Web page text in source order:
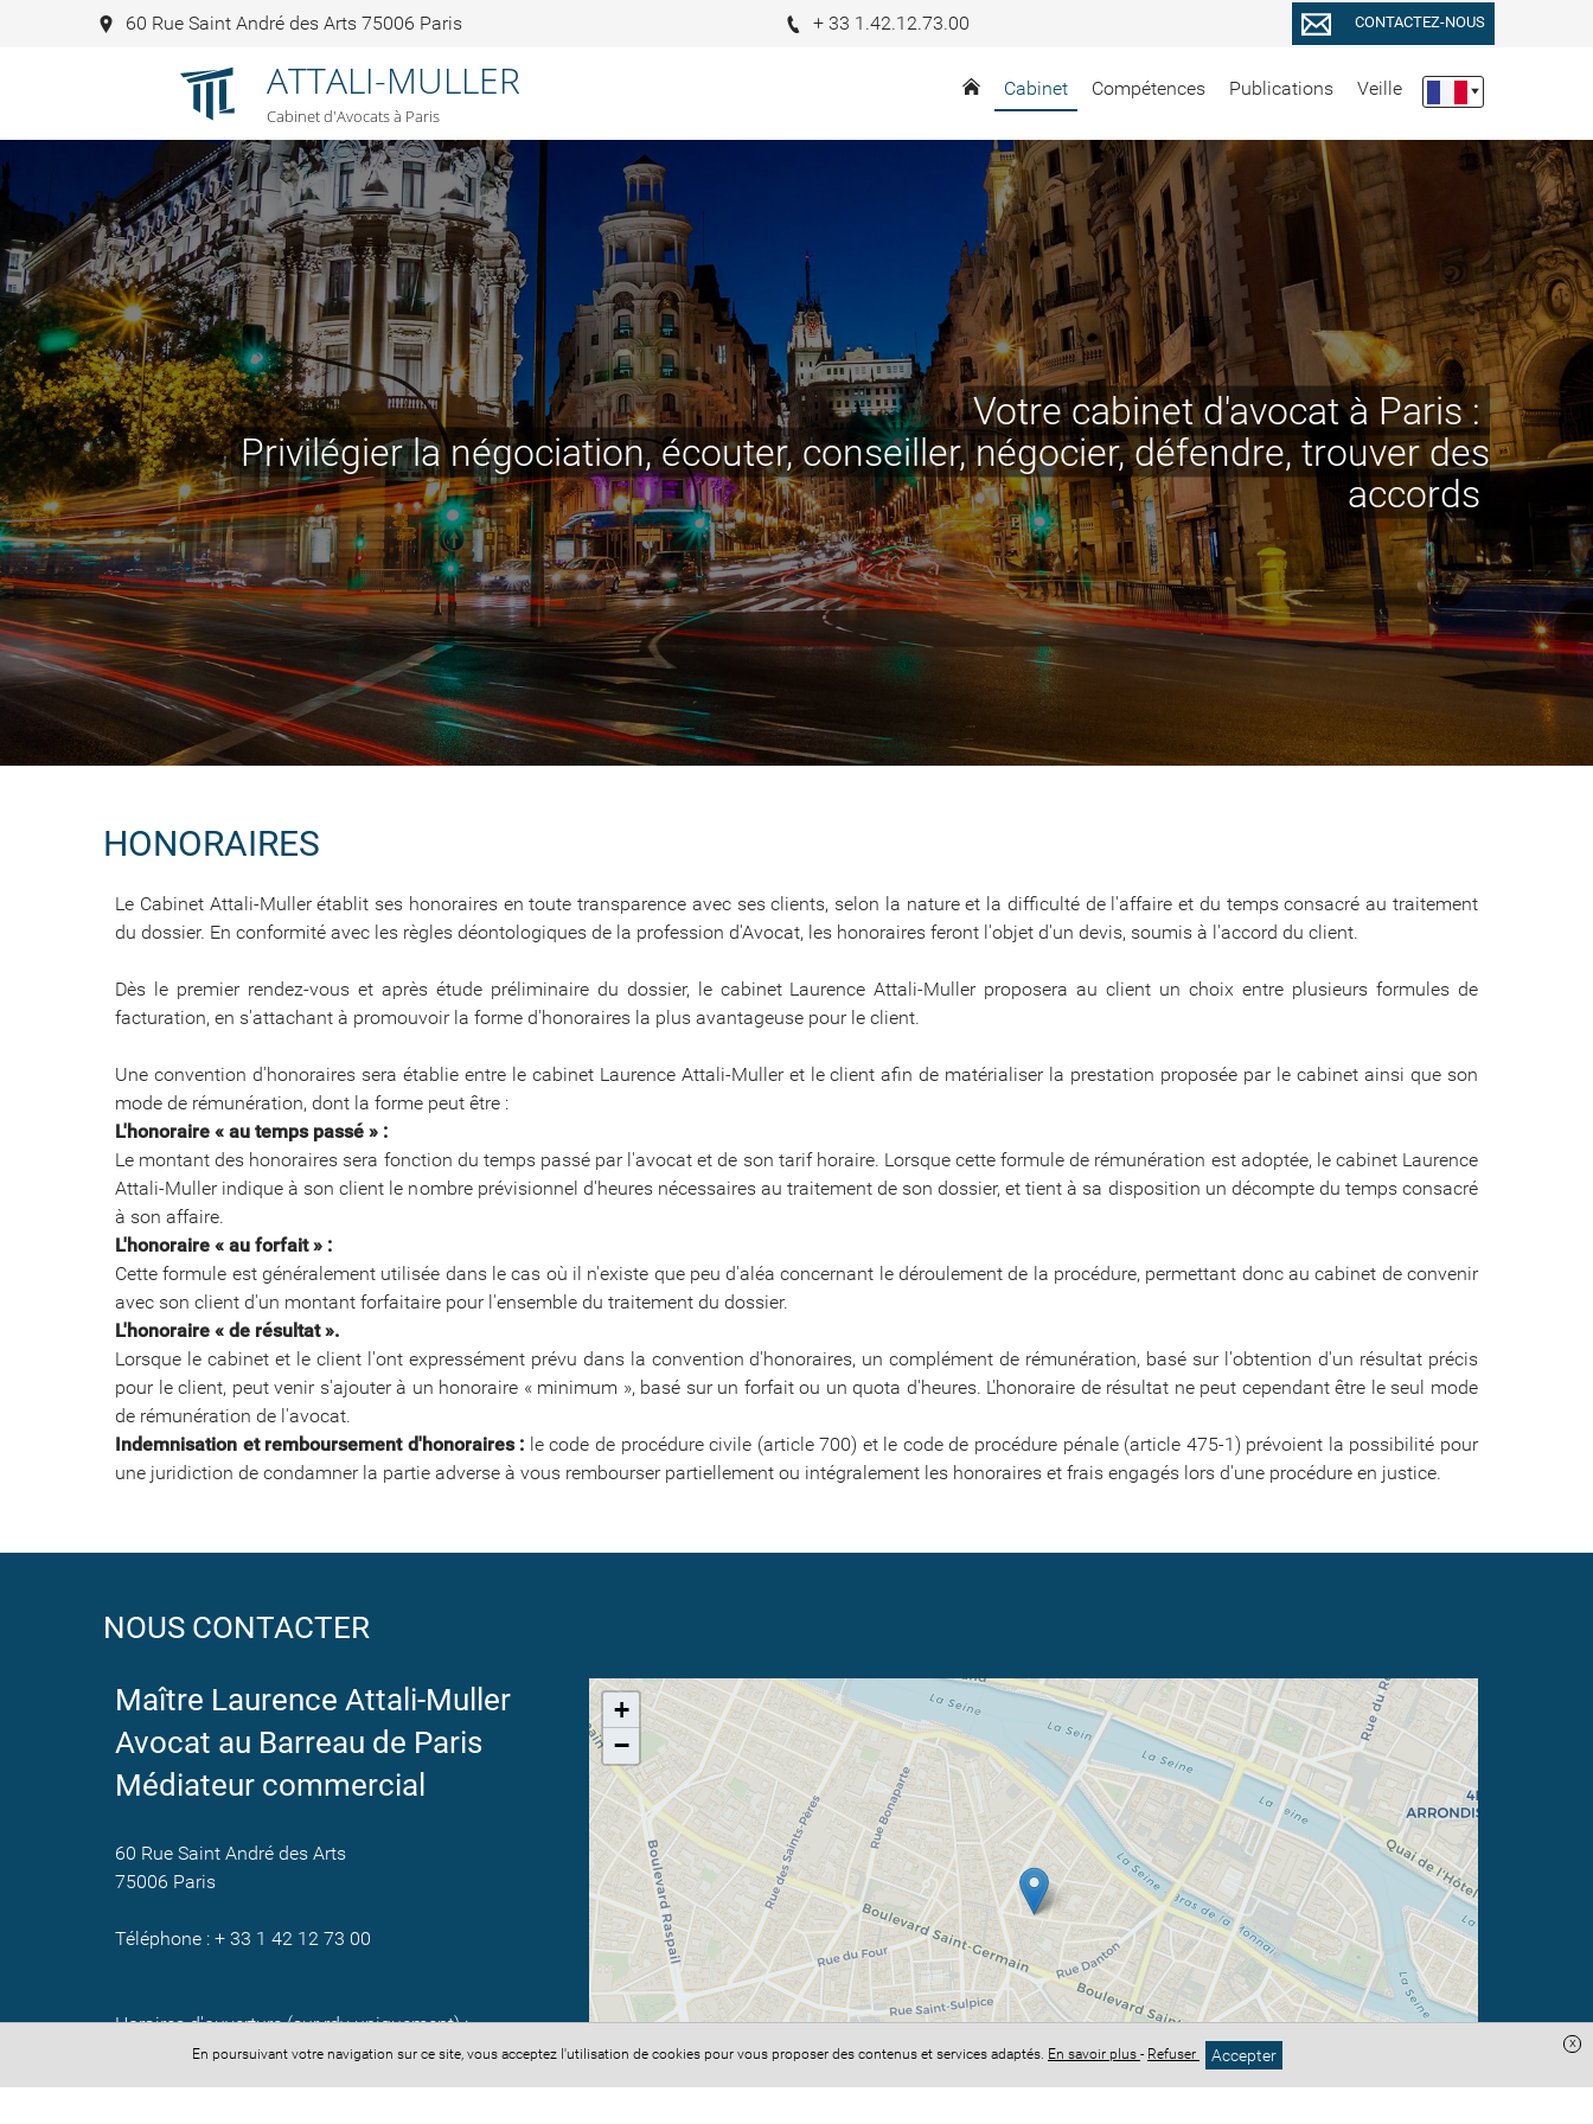
ATTALI-MULLER
Cabinet d'Avocats à Paris
Cabinet Compétences Publications Veille
60 Rue Saint André des Arts 75006 Paris + 33 1.42.12.73.00 CONTACTEZ-NOUS
Votre cabinet d'avocat à Paris :
Privilégier la négociation, écouter, conseiller, négocier, défendre, trouver des
accords
HONORAIRES
Le Cabinet Attali-Muller établit ses honoraires en toute transparence avec ses clients, selon la nature et la difficulté de l'affaire et du temps consacré au traitement
du dossier. En conformité avec les règles déontologiques de la profession d'Avocat, les honoraires feront l'objet d'un devis, soumis à l'accord du client.
Dès le premier rendez-vous et après étude préliminaire du dossier, le cabinet Laurence Attali-Muller proposera au client un choix entre plusieurs formules de
facturation, en s'attachant à promouvoir la forme d'honoraires la plus avantageuse pour le client.
Une convention d'honoraires sera établie entre le cabinet Laurence Attali-Muller et le client afin de matérialiser la prestation proposée par le cabinet ainsi que son
mode de rémunération, dont la forme peut être :
L'honoraire « au temps passé » :
Le montant des honoraires sera fonction du temps passé par l'avocat et de son tarif horaire. Lorsque cette formule de rémunération est adoptée, le cabinet Laurence
Attali-Muller indique à son client le nombre prévisionnel d'heures nécessaires au traitement de son dossier, et tient à sa disposition un décompte du temps consacré
à son affaire.
L'honoraire « au forfait » :
Cette formule est généralement utilisée dans le cas où il n'existe que peu d'aléa concernant le déroulement de la procédure, permettant donc au cabinet de convenir
avec son client d'un montant forfaitaire pour l'ensemble du traitement du dossier.
L'honoraire « de résultat ».
Lorsque le cabinet et le client l'ont expressément prévu dans la convention d'honoraires, un complément de rémunération, basé sur l'obtention d'un résultat précis
pour le client, peut venir s'ajouter à un honoraire « minimum », basé sur un forfait ou un quota d'heures. L'honoraire de résultat ne peut cependant être le seul mode
de rémunération de l'avocat.
Indemnisation et remboursement d'honoraires : le code de procédure civile (article 700) et le code de procédure pénale (article 475-1) prévoient la possibilité pour
une juridiction de condamner la partie adverse à vous rembourser partiellement ou intégralement les honoraires et frais engagés lors d'une procédure en justice.
NOUS CONTACTER
Maître Laurence Attali-Muller
Avocat au Barreau de Paris
Médiateur commercial
60 Rue Saint André des Arts
75006 Paris
Téléphone : + 33 1 42 12 73 00
Horaires d'ouverture (sur rdv uniquement) :
Lundi au Vendredi : 9h-20h00
+
−
En poursuivant votre navigation sur ce site, vous acceptez l'utilisation de cookies pour vous proposer des contenus et services adaptés. En savoir plus - Refuser Accepter
x